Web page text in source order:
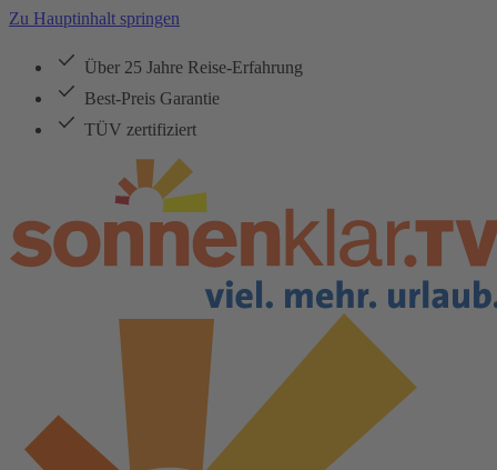
Zu Hauptinhalt springen
Über 25 Jahre Reise-Erfahrung
Best-Preis Garantie
TÜV zertifiziert